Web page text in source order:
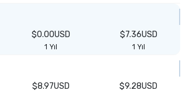
$0.00USD
1 Yıl
$7.36USD
1 Yıl
$8.97USD $9.28USD